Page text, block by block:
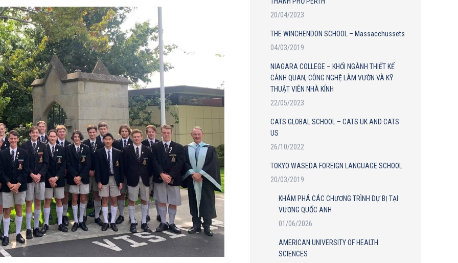
20/04/2023
THE WINCHENDON SCHOOL – Massacchussets
04/03/2019
NIAGARA COLLEGE – KHỐI NGÀNH THIẾT KẾ
CẢNH QUAN, CÔNG NGHỆ LÀM VƯỜN VÀ KỸ
THUẬT VIÊN NHÀ KÍNH
22/05/2023
CATS GLOBAL SCHOOL – CATS UK AND CATS
US
26/10/2022
TOKYO WASEDA FOREIGN LANGUAGE SCHOOL
20/03/2019
KHÁM PHÁ CÁC CHƯƠNG TRÌNH DỰ BỊ TẠI
VƯƠNG QUỐC ANH
01/06/2026
AMERICAN UNIVERSITY OF HEALTH
SCIENCES